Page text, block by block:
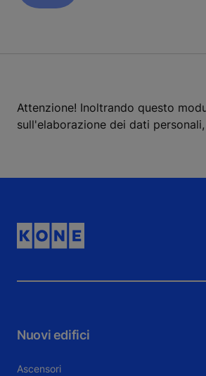
Attenzione! Inoltrando questo
sull'elaborazione dei dati
Nuovi edifici
Ascensori